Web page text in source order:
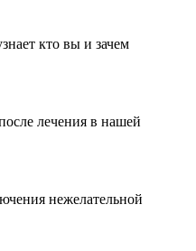
кто вы и зачем
лечения в нашей
нежелательной